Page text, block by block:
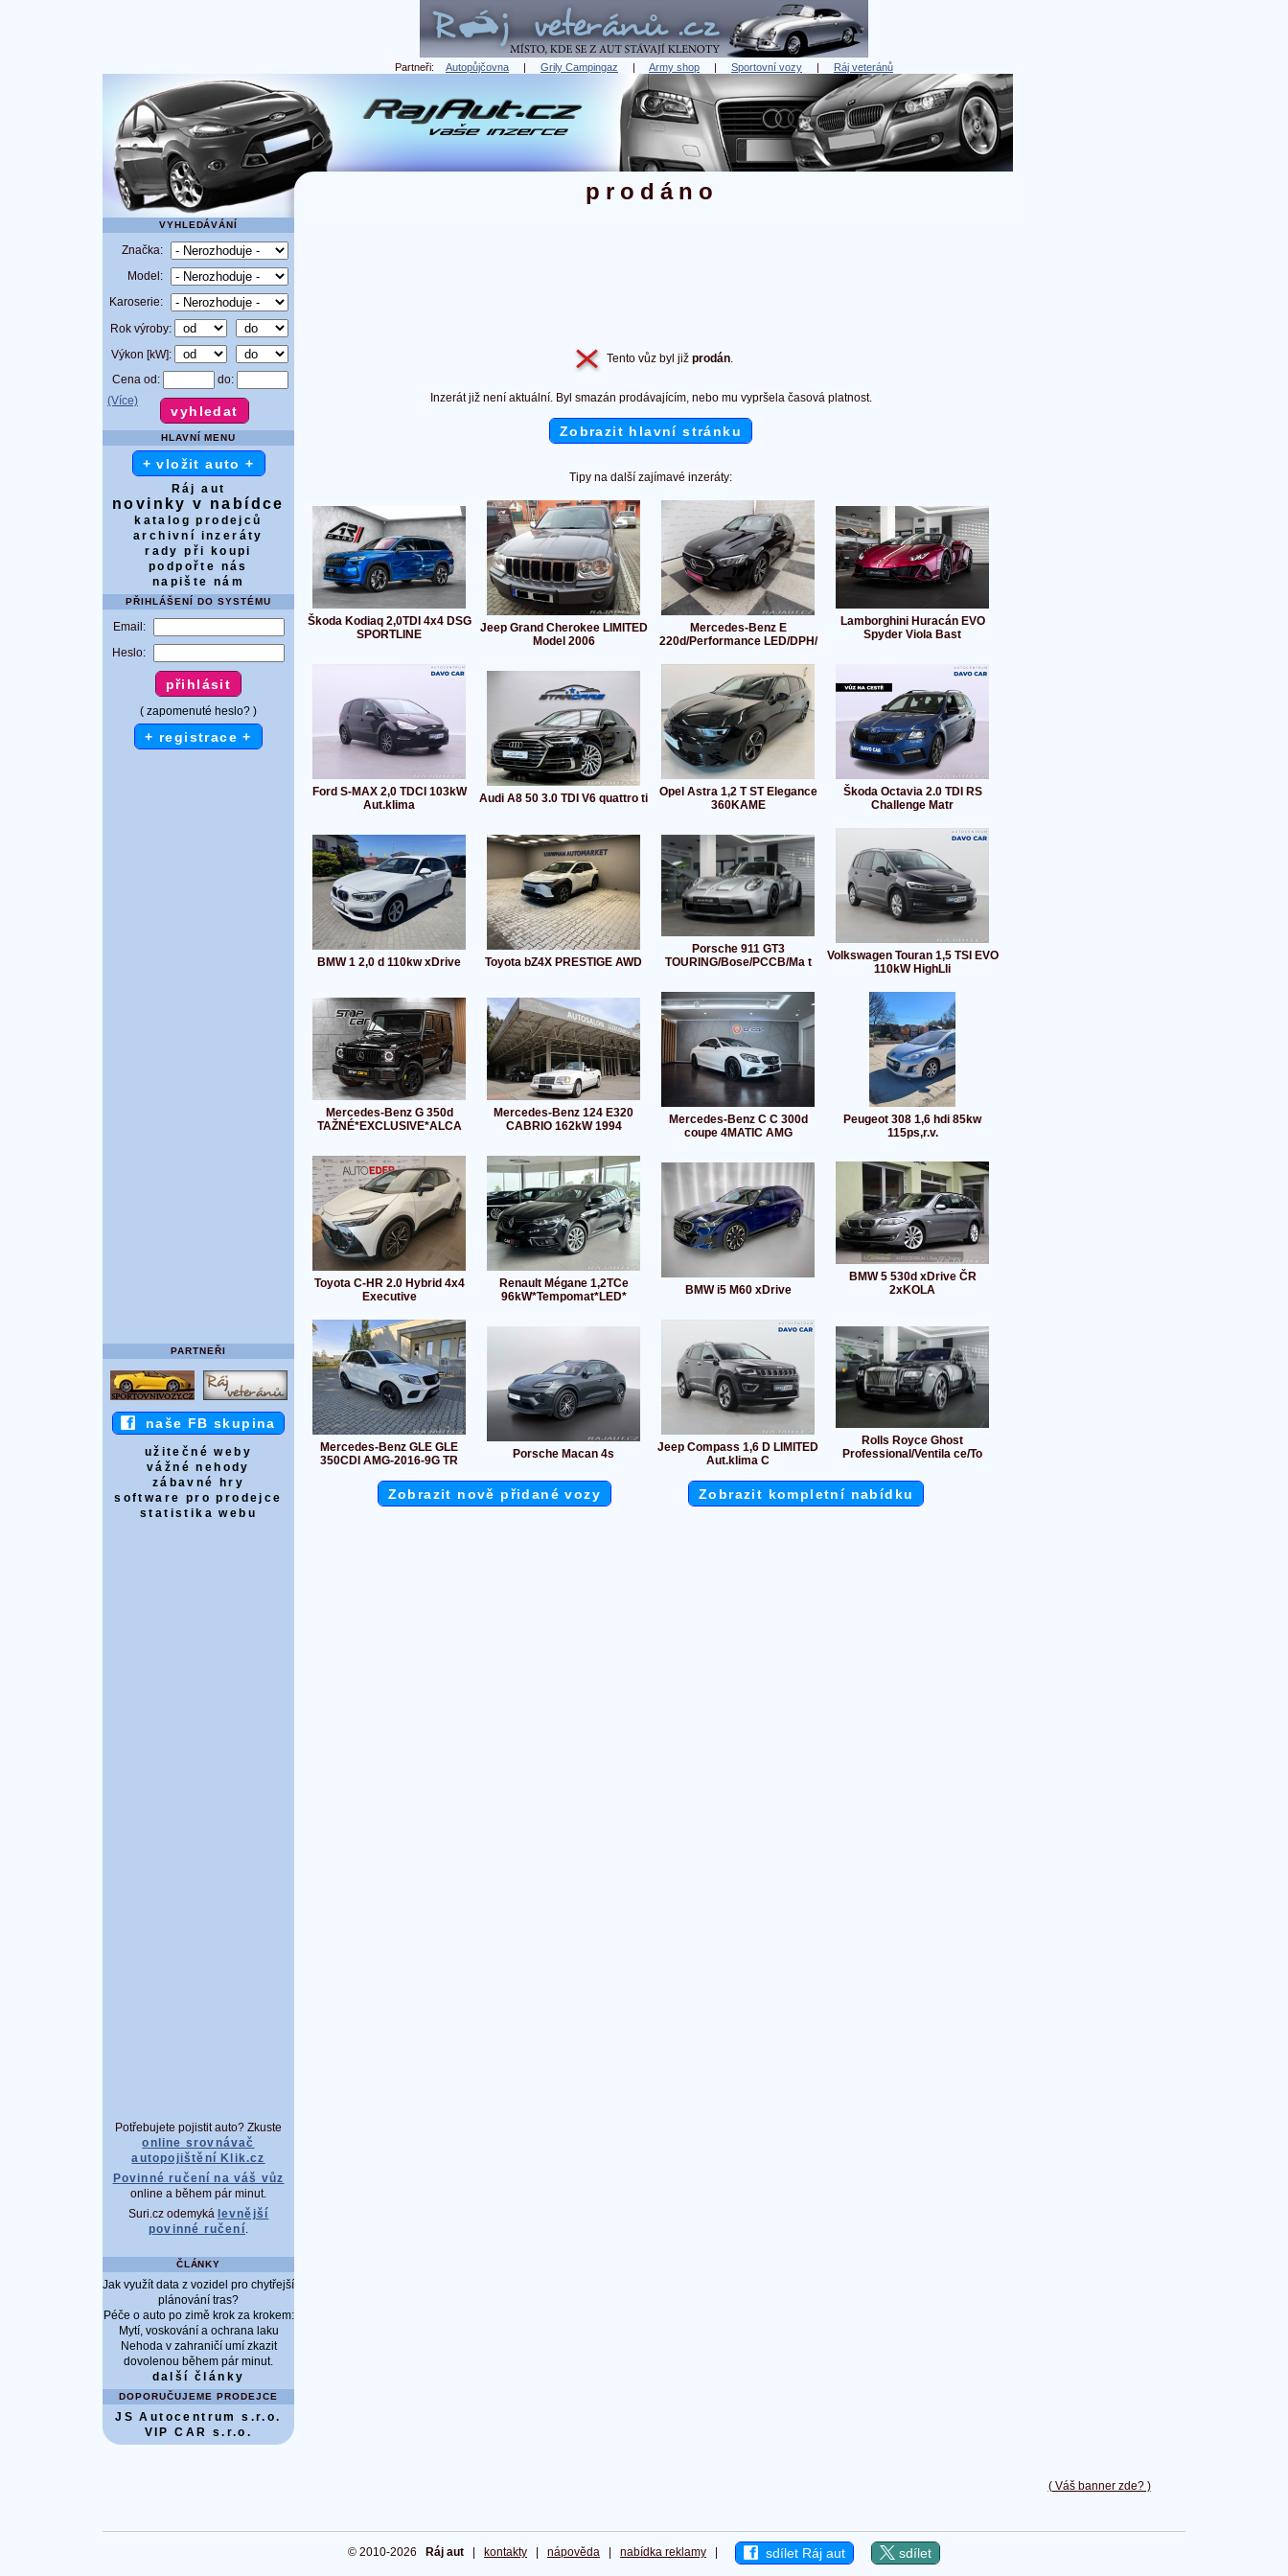
Partneři: Autopůjčovna | Grily Campingaz | Army shop | Sportovní vozy | Ráj veteránů
( Váš banner zde? )
prodáno
VYHLEDÁVÁNÍ
Značka:
Model:
Karoserie:
Rok výroby:
Výkon [kW]:
Cena od:
do:
(Více)
HLAVNÍ MENU
+ vložit auto +
Ráj aut
novinky v nabídce
katalog prodejců
archivní inzeráty
rady při koupi
podpořte nás
napište nám
PŘIHLÁŠENÍ DO SYSTÉMU
Email:
Heslo:
( zapomenuté heslo? )
+ registrace +
PARTNEŘI
naše FB skupina
užitečné weby
vážné nehody
zábavné hry
software pro prodejce
statistika webu
Potřebujete pojistit auto? Zkuste
online srovnávač
autopojištění Klik.cz
Povinné ručení na váš vůz
online a během pár minut.
Suri.cz odemyká levnější
povinné ručení.
ČLÁNKY
Jak využít data z vozidel pro chytřejší
plánování tras?
Péče o auto po zimě krok za krokem:
Mytí, voskování a ochrana laku
Nehoda v zahraničí umí zkazit
dovolenou během pár minut.
další články
DOPORUČUJEME PRODEJCE
JS Autocentrum s.r.o.
VIP CAR s.r.o.
Tento vůz byl již prodán.
Inzerát již není aktuální. Byl smazán prodávajícím, nebo mu vypršela časová platnost.
Zobrazit hlavní stránku
Tipy na další zajímavé inzeráty:
Škoda Kodiaq 2,0TDI 4x4 DSG
SPORTLINE
Jeep Grand Cherokee LIMITED
Model 2006
Mercedes-Benz E
220d/Performance LED/DPH/
Lamborghini Huracán EVO
Spyder Viola Bast
Ford S-MAX 2,0 TDCI 103kW
Aut.klima
Audi A8 50 3.0 TDI V6 quattro ti
Opel Astra 1,2 T ST Elegance
360KAME
Škoda Octavia 2.0 TDI RS
Challenge Matr
BMW 1 2,0 d 110kw xDrive Toyota bZ4X PRESTIGE AWD
Porsche 911 GT3
TOURING/Bose/PCCB/Ma t
Volkswagen Touran 1,5 TSI EVO
110kW HighLli
Mercedes-Benz G 350d
TAŽNÉ*EXCLUSIVE*ALCA
Mercedes-Benz 124 E320
CABRIO 162kW 1994
Mercedes-Benz C C 300d
coupe 4MATIC AMG
Peugeot 308 1,6 hdi 85kw
115ps,r.v.
Toyota C-HR 2.0 Hybrid 4x4
Executive
Renault Mégane 1,2TCe
96kW*Tempomat*LED*
BMW i5 M60 xDrive
BMW 5 530d xDrive ČR
2xKOLA
Mercedes-Benz GLE GLE
350CDI AMG-2016-9G TR
Porsche Macan 4s
Jeep Compass 1,6 D LIMITED
Aut.klima C
Rolls Royce Ghost
Professional/Ventila ce/To
Zobrazit nově přidané vozy Zobrazit kompletní nabídku
© 2010-2026 Ráj aut kontakty nápověda nabídka reklamy sdílet Ráj aut sdílet